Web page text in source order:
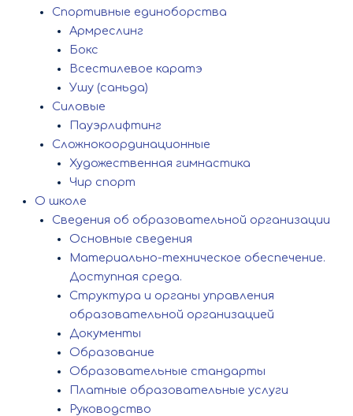
Спортивные единоборства
Армреслинг
Бокс
Всестилевое каратэ
Ушу (саньда)
Силовые
Пауэрлифтинг
Сложнокоординационные
Художественная гимнастика
Чир спорт
О школе
Сведения об образовательной организации
Основные сведения
Материально-техническое обеспечение.
Доступная среда.
Структура и органы управления
образовательной организацией
Документы
Образование
Образовательные стандарты
Платные образовательные услуги
Руководство